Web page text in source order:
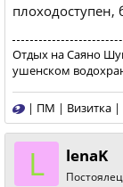
плоходоступен,
Отдых на Саяно
ушенском
| ПМ | Визитка |
L lenaK
Постоялец